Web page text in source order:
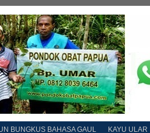
BUNGKUS BAHASA GAUL KAYU ULAR